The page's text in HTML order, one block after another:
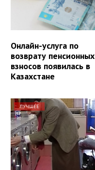
Онлайн-услуга по
возврату пенсионных
взносов появилась в
Казахстане
ЛУЧШЕЕ